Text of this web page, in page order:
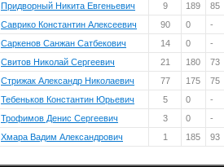
Придворный Никита Евгеньевич 9 189 85
Саврико Константин Алексеевич 90 0 -
Саркенов Санжан Сатбекович 14 0 -
Свитов Николай Сергеевич 21 180 73
Стрижак Александр Николаевич 77 175 75
Тебеньков Константин Юрьевич 5 0 -
Трофимов Денис Сергеевич 3 0 -
Хмара Вадим Александрович 1 185 93